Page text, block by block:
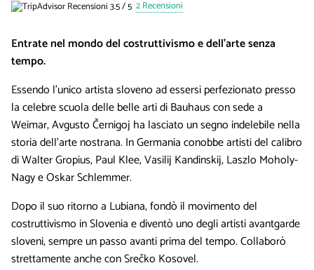
2 Recensioni
Entrate nel mondo del costruttivismo e dell’arte senza
tempo.
Essendo l’unico artista sloveno ad essersi perfezionato presso
la celebre scuola delle belle arti di Bauhaus con sede a
Weimar, Avgusto Černigoj ha lasciato un segno indelebile nella
storia dell’arte nostrana. In Germania conobbe artisti del calibro
di Walter Gropius, Paul Klee, Vasilij Kandinskij, Laszlo Moholy-
Nagy e Oskar Schlemmer.
Dopo il suo ritorno a Lubiana, fondò il movimento del
costruttivismo in Slovenia e diventò uno degli artisti avantgarde
sloveni, sempre un passo avanti prima del tempo. Collaborò
strettamente anche con Srečko Kosovel.